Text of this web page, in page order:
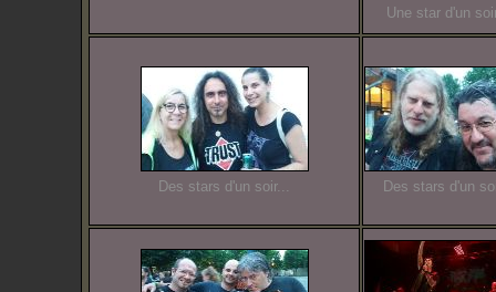
Une star d'un
Des stars d'un soir... Des stars d'un